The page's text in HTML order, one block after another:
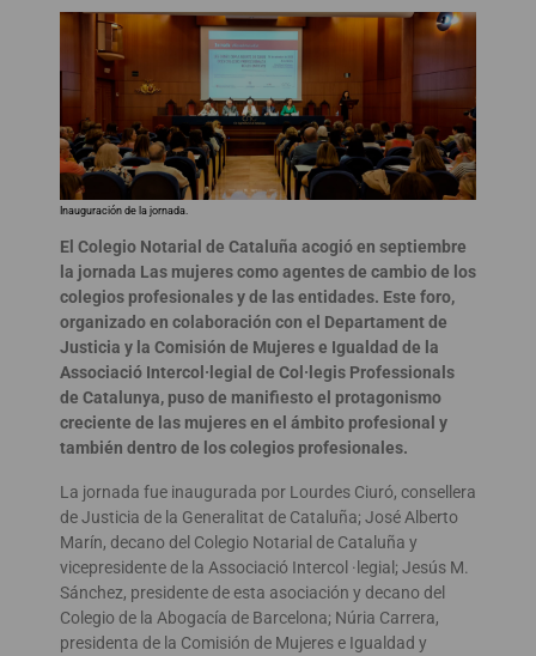
Inauguración de la jornada.
El Colegio Notarial de Cataluña acogió en septiembre
la jornada Las mujeres como agentes de cambio de los
colegios profesionales y de las entidades. Este foro,
organizado en colaboración con el Departament de
Justicia y la Comisión de Mujeres e Igualdad de la
Associació Intercol·legial de Col·legis Professionals
de Catalunya, puso de manifiesto el protagonismo
creciente de las mujeres en el ámbito profesional y
también dentro de los colegios profesionales.
La jornada fue inaugurada por Lourdes Ciuró, consellera
de Justicia de la Generalitat de Cataluña; José Alberto
Marín, decano del Colegio Notarial de Cataluña y
vicepresidente de la Associació Intercol ·legial; Jesús M.
Sánchez, presidente de esta asociación y decano del
Colegio de la Abogacía de Barcelona; Núria Carrera,
presidenta de la Comisión de Mujeres e Igualdad y